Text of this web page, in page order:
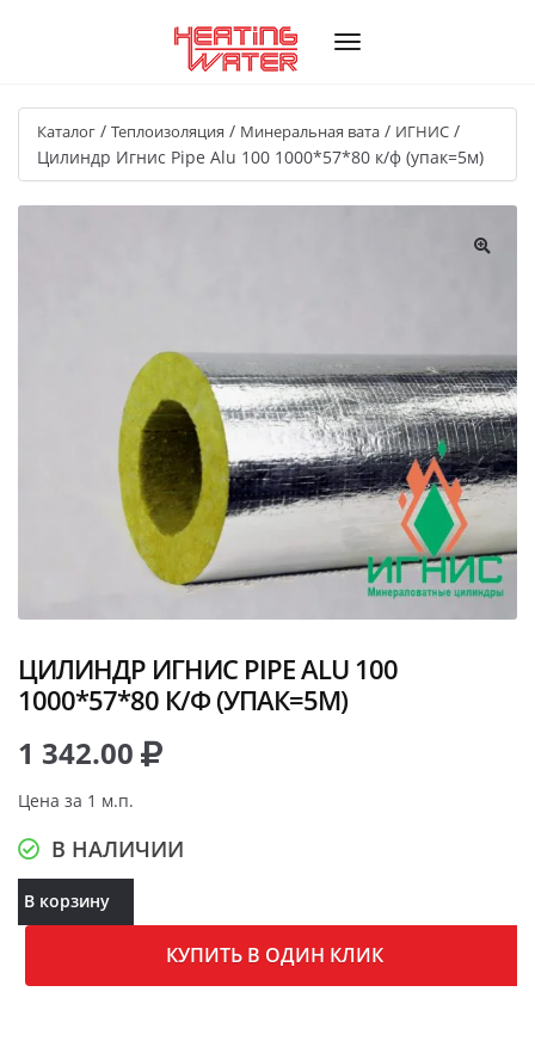
Каталог / Теплоизоляция / Минеральная вата / ИГНИС /
Цилиндр Игнис Pipe Alu 100 1000*57*80 к/ф (упак=5м)
ЦИЛИНДР ИГНИС PIPE ALU 100
1000*57*80 К/Ф (УПАК=5М)
1 342.00
Цена за 1 м.п.
В НАЛИЧИИ
В корзину
КУПИТЬ В ОДИН КЛИК